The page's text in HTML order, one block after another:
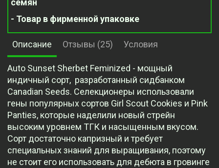
семян
- Товар в фирменной упаковке
Описание Отзывы (25) Условия
Auto Sunset Sherbet Feminized - мощный
индичный сорт, разработанный сидбанком
Canadian Seeds. Селекционеры использовали
гены популярных сортов Girl Scout Cookies и Pink
Panties, которые наделили новый стрейн
высоким уровнем ТГК и насыщенным вкусом.
Сорт достаточно капризный и требует
специальных знаний для выращивания, поэтому
не стоит его использовать для дебюта в гровинге